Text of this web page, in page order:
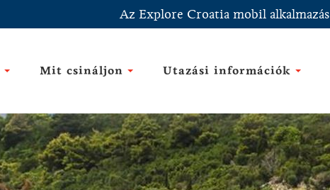
Az Explore Croatia mobil alkalmazás
Mit csináljon Utazási információk